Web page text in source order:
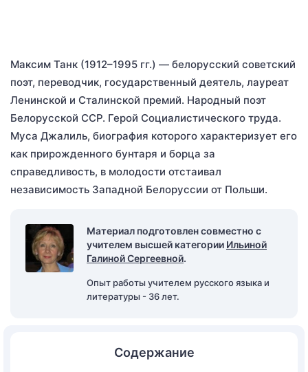
Максим Танк (1912–1995 гг.) — белорусский советский
поэт, переводчик, государственный деятель, лауреат
Ленинской и Сталинской премий. Народный поэт
Белорусской ССР. Герой Социалистического труда.
Муса Джалиль, биография которого характеризует его
как прирожденного бунтаря и борца за
справедливость, в молодости отстаивал
независимость Западной Белоруссии от Польши.
Материал подготовлен совместно с
учителем высшей категории Ильиной
Галиной Сергеевной.
Опыт работы учителем русского языка и
литературы - 36 лет.
Содержание